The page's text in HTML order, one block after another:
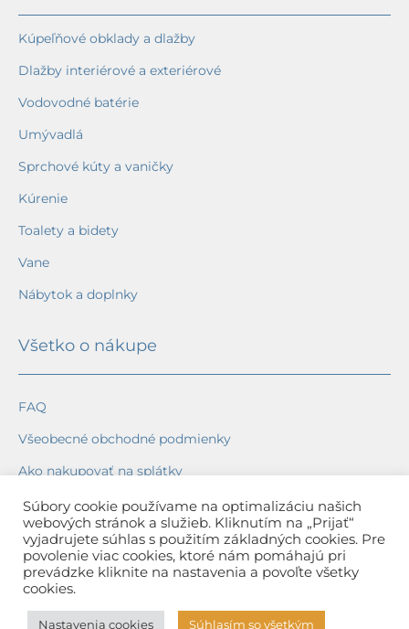
Kúpeľňové obklady a dlažby
Dlažby interiérové a exteriérové
Vodovodné batérie
Umývadlá
Sprchové kúty a vaničky
Kúrenie
Toalety a bidety
Vane
Nábytok a doplnky
Všetko o nákupe
FAQ
Všeobecné obchodné podmienky
Ako nakupovať na splátky
Ochrana osobných údajov
Reklamačný poriadok
Spôsob a cena dopravy
Súbory cookie používame na optimalizáciu našich
webových stránok a služieb. Kliknutím na „Prijať“
vyjadrujete súhlas s použitím základných cookies. Pre
povolenie viac cookies, ktoré nám pomáhajú pri
prevádzke kliknite na nastavenia a povoľte všetky
cookies.
Nastavenia cookies Súhlasím so všetkým